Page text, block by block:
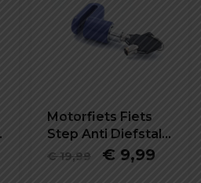
Motorfiets Fiets
Step Anti Diefstal
Schijfrem Slot
€19,99 € 9,99